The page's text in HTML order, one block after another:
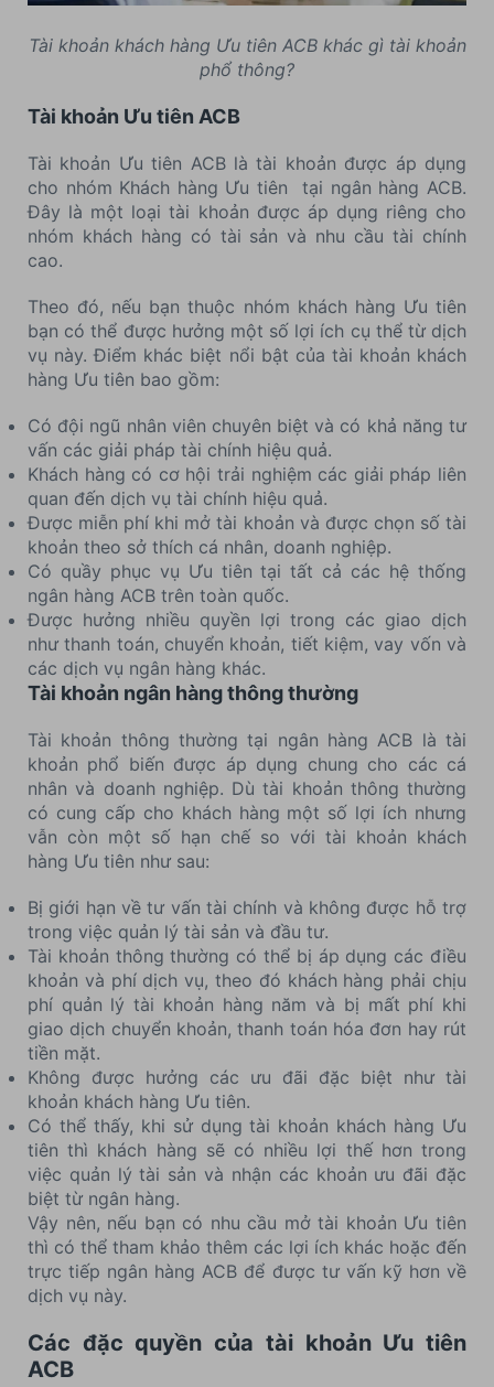
Tài khoản khách hàng Ưu tiên ACB khác gì tài khoản
phổ thông?
Tài khoản Ưu tiên ACB
Tài khoản Ưu tiên ACB là tài khoản được áp dụng
cho nhóm Khách hàng Ưu tiên tại ngân hàng ACB.
Đây là một loại tài khoản được áp dụng riêng cho
nhóm khách hàng có tài sản và nhu cầu tài chính
cao.
Theo đó, nếu bạn thuộc nhóm khách hàng Ưu tiên
bạn có thể được hưởng một số lợi ích cụ thể từ dịch
vụ này. Điểm khác biệt nổi bật của tài khoản khách
hàng Ưu tiên bao gồm:
Có đội ngũ nhân viên chuyên biệt và có khả năng tư
vấn các giải pháp tài chính hiệu quả.
Khách hàng có cơ hội trải nghiệm các giải pháp liên
quan đến dịch vụ tài chính hiệu quả.
Được miễn phí khi mở tài khoản và được chọn số tài
khoản theo sở thích cá nhân, doanh nghiệp.
Có quầy phục vụ Ưu tiên tại tất cả các hệ thống
ngân hàng ACB trên toàn quốc.
Được hưởng nhiều quyền lợi trong các giao dịch
như thanh toán, chuyển khoản, tiết kiệm, vay vốn và
các dịch vụ ngân hàng khác.
Tài khoản ngân hàng thông thường
Tài khoản thông thường tại ngân hàng ACB là tài
khoản phổ biến được áp dụng chung cho các cá
nhân và doanh nghiệp. Dù tài khoản thông thường
có cung cấp cho khách hàng một số lợi ích nhưng
vẫn còn một số hạn chế so với tài khoản khách
hàng Ưu tiên như sau:
Bị giới hạn về tư vấn tài chính và không được hỗ trợ
trong việc quản lý tài sản và đầu tư.
Tài khoản thông thường có thể bị áp dụng các điều
khoản và phí dịch vụ, theo đó khách hàng phải chịu
phí quản lý tài khoản hàng năm và bị mất phí khi
giao dịch chuyển khoản, thanh toán hóa đơn hay rút
tiền mặt.
Không được hưởng các ưu đãi đặc biệt như tài
khoản khách hàng Ưu tiên.
Có thể thấy, khi sử dụng tài khoản khách hàng Ưu
tiên thì khách hàng sẽ có nhiều lợi thế hơn trong
việc quản lý tài sản và nhận các khoản ưu đãi đặc
biệt từ ngân hàng.
Vậy nên, nếu bạn có nhu cầu mở tài khoản Ưu tiên
thì có thể tham khảo thêm các lợi ích khác hoặc đến
trực tiếp ngân hàng ACB để được tư vấn kỹ hơn về
dịch vụ này.
Các đặc quyền của tài khoản Ưu tiên
ACB